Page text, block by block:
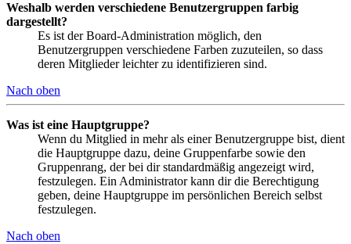
Weshalb werden verschiedene Benutzergruppen farbig
dargestellt?
Es ist der Board-Administration möglich, den
Benutzergruppen verschiedene Farben zuzuteilen, so dass
deren Mitglieder leichter zu identifizieren sind.
Nach oben
Was ist eine Hauptgruppe?
Wenn du Mitglied in mehr als einer Benutzergruppe bist, dient
die Hauptgruppe dazu, deine Gruppenfarbe sowie den
Gruppenrang, der bei dir standardmäßig angezeigt wird,
festzulegen. Ein Administrator kann dir die Berechtigung
geben, deine Hauptgruppe im persönlichen Bereich selbst
festzulegen.
Nach oben